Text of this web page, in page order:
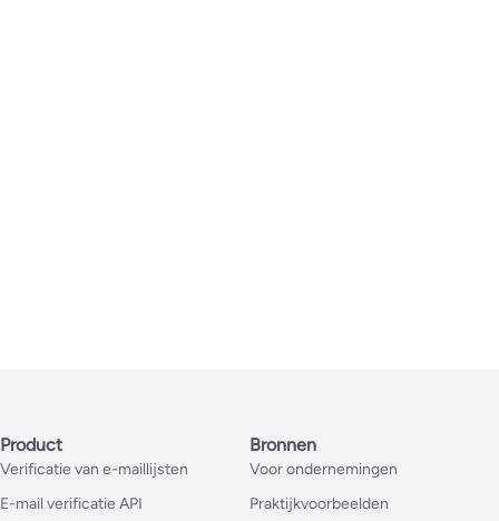
Product
Verificatie van e-maillijsten
E-mail verificatie API
Bronnen
Voor ondernemingen
Praktijkvoorbeelden